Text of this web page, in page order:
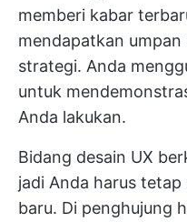
memberi kabar
mendapatkan
strategi. Anda
untuk
Anda lakukan.
Bidang desain UX
jadi Anda harus
baru. Di penghujung